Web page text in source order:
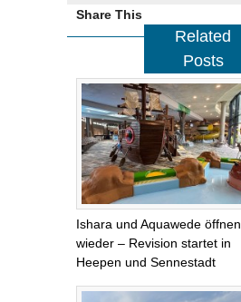
Share This
Related
Posts
Ishara und Aquawede öffnen
wieder – Revision startet in
Heepen und Sennestadt